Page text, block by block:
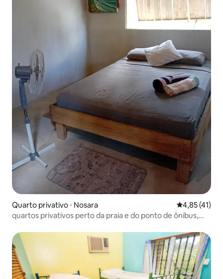
Quarto privativo ⋅ Nosara 4,85 de uma
4,85 (41)
quartos privativos perto da praia e do ponto de ônibus,